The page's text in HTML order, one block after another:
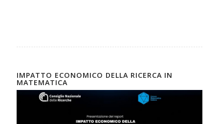
IMPATTO ECONOMICO DELLA RICERCA IN
MATEMATICA